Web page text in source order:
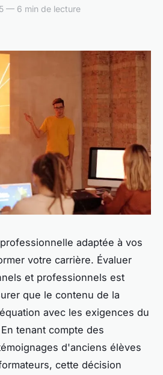
— 6 min de lecture
adaptée à vos
votre carrière. Évaluer
et professionnels est
que le contenu de la
avec les exigences du
tenant compte des
d'anciens élèves
cette décision